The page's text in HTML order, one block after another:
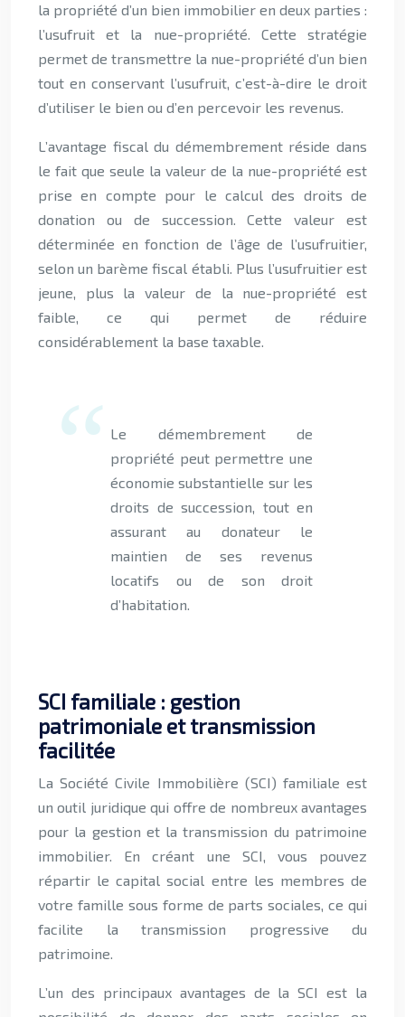
la propriété d’un bien immobilier en deux parties :
l’usufruit et la nue-propriété. Cette stratégie
permet de transmettre la nue-propriété d’un bien
tout en conservant l’usufruit, c’est-à-dire le droit
d’utiliser le bien ou d’en percevoir les revenus.
L’avantage fiscal du démembrement réside dans
le fait que seule la valeur de la nue-propriété est
prise en compte pour le calcul des droits de
donation ou de succession. Cette valeur est
déterminée en fonction de l’âge de l’usufruitier,
selon un barème fiscal établi. Plus l’usufruitier est
jeune, plus la valeur de la nue-propriété est
faible, ce qui permet de réduire
considérablement la base taxable.
Le démembrement de
propriété peut permettre une
économie substantielle sur les
droits de succession, tout en
assurant au donateur le
maintien de ses revenus
locatifs ou de son droit
d’habitation.
SCI familiale : gestion
patrimoniale et transmission
facilitée
La Société Civile Immobilière (SCI) familiale est
un outil juridique qui offre de nombreux avantages
pour la gestion et la transmission du patrimoine
immobilier. En créant une SCI, vous pouvez
répartir le capital social entre les membres de
votre famille sous forme de parts sociales, ce qui
facilite la transmission progressive du
patrimoine.
L’un des principaux avantages de la SCI est la